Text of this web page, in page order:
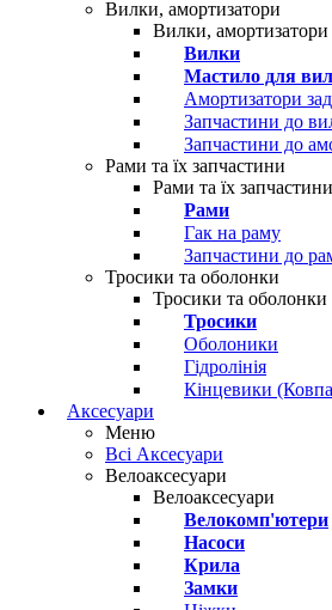
Вилки, амортизатори
Вилки, амортизатори
Вилки
Мастило для
Амортизатори
Запчастини до
Запчастини до
Рами та їх запчастини
Рами та їх запчастини
Рами
Гак на раму
Запчастини до
Тросики та оболонки
Тросики та оболонки
Тросики
Оболоники
Гідролінія
Кінцевики
Аксесуари
Меню
Всі Аксесуари
Велоаксесуари
Велоаксесуари
Велокомп'ютери
Насоси
Крила
Замки